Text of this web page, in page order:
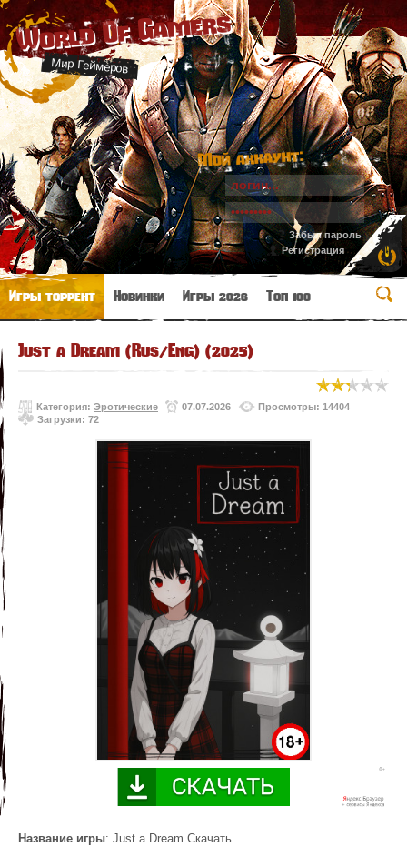
World Of Gamers
Мир Геймеров
Мой аккаунт:
Забыл пароль
Регистрация
Игры торрент Новинки Игры 2026 Топ 100
Just a Dream (Rus/Eng) (2025)
Категория: Эротические 07.07.2026
Просмотры: 14404
Загрузки: 72
Название игры: Just a Dream Скачать